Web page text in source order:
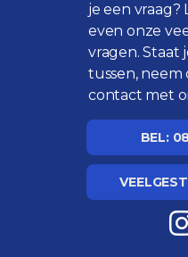
je een vraag?
even onze
vragen. Staat
tussen, neem
contact met
BEL: